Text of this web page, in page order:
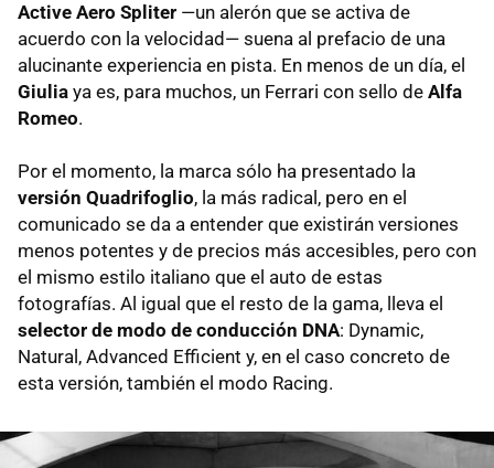
Active Aero Spliter —un alerón que se activa de
acuerdo con la velocidad— suena al prefacio de una
alucinante experiencia en pista. En menos de un día, el
Giulia ya es, para muchos, un Ferrari con sello de Alfa
Romeo.
Por el momento, la marca sólo ha presentado la
versión Quadrifoglio, la más radical, pero en el
comunicado se da a entender que existirán versiones
menos potentes y de precios más accesibles, pero con
el mismo estilo italiano que el auto de estas
fotografías. Al igual que el resto de la gama, lleva el
selector de modo de conducción DNA: Dynamic,
Natural, Advanced Efficient y, en el caso concreto de
esta versión, también el modo Racing.